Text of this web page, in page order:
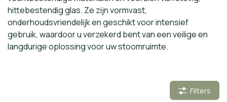
hittebestendig glas. Ze zijn vormvast,
onderhoudsvriendelijk en geschikt voor intensief
gebruik, waardoor u verzekerd bent van een veilige en
langdurige oplossing voor uw stoomruimte.
Filters